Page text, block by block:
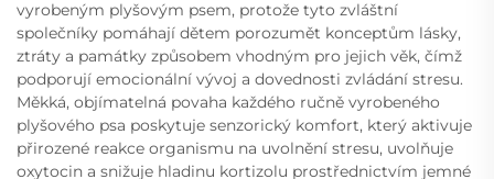
vyrobeným plyšovým psem, protože tyto zvláštní
společníky pomáhají dětem porozumět konceptům lásky,
ztráty a památky způsobem vhodným pro jejich věk, čímž
podporují emocionální vývoj a dovednosti zvládání stresu.
Měkká, objímatelná povaha každého ručně vyrobeného
plyšového psa poskytuje senzorický komfort, který aktivuje
přirozené reakce organismu na uvolnění stresu, uvolňuje
oxytocin a snižuje hladinu kortizolu prostřednictvím jemné